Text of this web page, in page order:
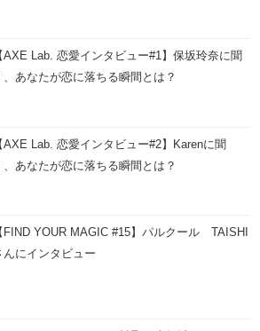
AXE Lab. 恋愛インタビュー#1】保坂玲奈に聞
、あなたが恋に落ちる瞬間とは？
AXE Lab. 恋愛インタビュー#2】Karenに聞
、あなたが恋に落ちる瞬間とは？
FIND YOUR MAGIC #15】パルクール TAISHI
んにインタビュー